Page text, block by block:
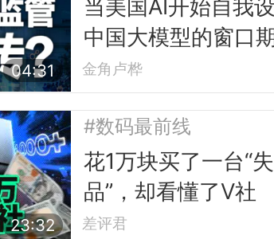
04:31
当美国AI开始自我
中国大模型的窗口
了
金角卢桦
23:32
#数码最前线
花1万块买了一台“
品”，却看懂了V社
差评君